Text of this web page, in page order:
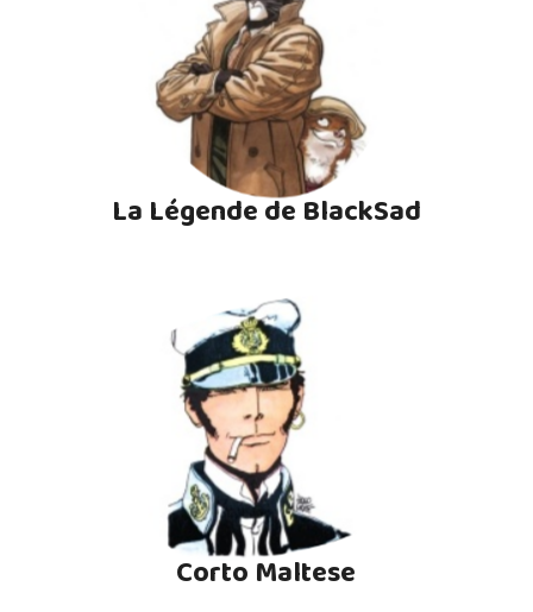
La Légende de BlackSad
Corto Maltese